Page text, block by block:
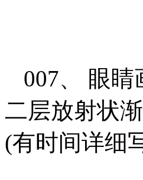
007、 眼
二层放射状
(有时间详细